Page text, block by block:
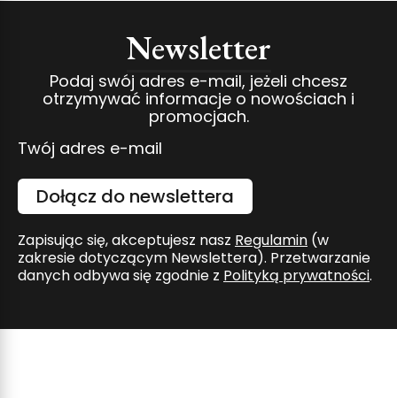
Newsletter
Podaj swój adres e-mail, jeżeli chcesz
otrzymywać informacje o nowościach i
promocjach.
Twój adres e-mail
Dołącz do newslettera
Zapisując się, akceptujesz nasz Regulamin (w
zakresie dotyczącym Newslettera). Przetwarzanie
danych odbywa się zgodnie z Polityką prywatności.